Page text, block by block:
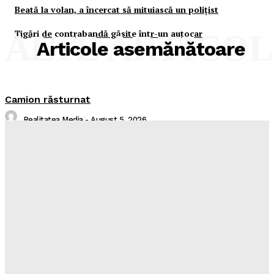
Beată la volan, a încercat să mituiască un poliţist
Ţigări de contrabandă găsite într-un autocar
Articole asemănătoare
ALTE
Camion răsturnat
Realitatea Media - August 5, 2026